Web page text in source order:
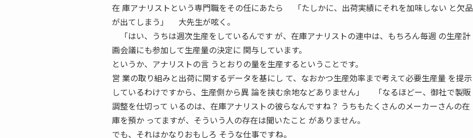
在 庫アナリストという専門職をその任にあたら 「たしかに、出荷実績にそれを加味しない と欠品
が出てしまう」 大先生が呟く。
「はい、うちは週次生産をしているんです が、在庫アナリストの連中は、もちろん毎週 の生産計
画会議にも参加して生産量の決定に 関与しています。
というか、アナリストの言 うとおりの量を生産するということです。
営 業の取り組みと出荷に関するデータを基にし て、なおかつ生産効率まで考えて必要生産量 を提示
しているわけですから、生産側から異 論を挟む余地などありません」 「なるほどー、御社で製販
調整を仕切って いるのは、在庫アナリストの彼らなんですね？ うちもたくさんのメーカーさんの在
庫を預か ってますが、そういう人の存在は聞いたこと がありません。
でも、それはかなりおもしろ そうな仕事ですね。